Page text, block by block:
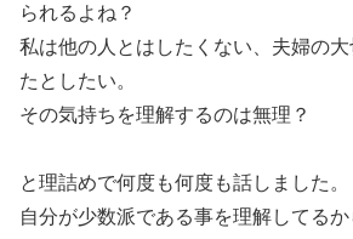
られるよね？
私は他の人とはしたくない、夫婦の
たとしたい。
その気持ちを理解するのは無理？
と理詰めで何度も何度も話しました。
自分が少数派である事を理解してるか